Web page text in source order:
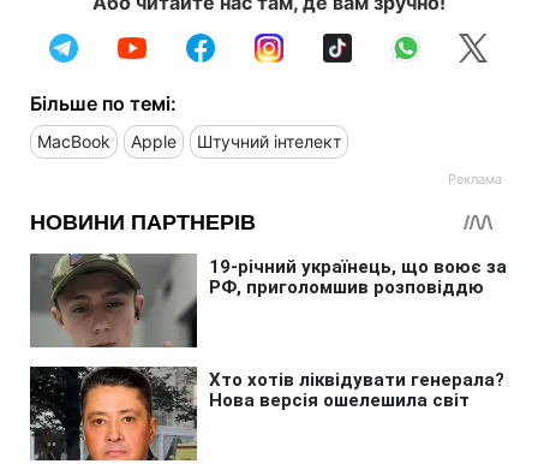
Більше по темі:
MacBook Apple Штучний інтелект